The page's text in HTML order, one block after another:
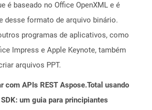
é baseado no Office OpenXML e é
desse formato de arquivo binário.
programas de aplicativos, como
Impress e Apple Keynote, também
arquivos PPT.
com APIs REST Aspose.Total usando
um guia para principiantes